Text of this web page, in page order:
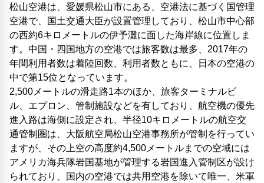
松山空港は、愛媛県松山市にある、空港法に基づく国管理
空港で、国土交通大臣が設置管理しており、松山市中心部
の西約6キロメートルの伊予灘に面した海岸線に位置しま
す。中国・四国地方の空港では旅客数は最多、2017年の
年間利用者数は着陸回数、利用者数ともに、日本の空港の
中で第15位となっています。
2,500メートルの滑走路1本のほか、旅客ターミナルビ
ル、エプロン、管制施設などを有しており、航空機の優先
進入路は海側に設定され、半径10キロメートルの航空交
通管制圏は、大阪航空局松山空港事務所が管制を行ってい
ますが、その上空の高度約4,500メートルまでの空域には
アメリカ海兵隊岩国基地が管理する岩国進入管制区が設け
られており、国内の空港では共用空港を除いて唯一、米軍